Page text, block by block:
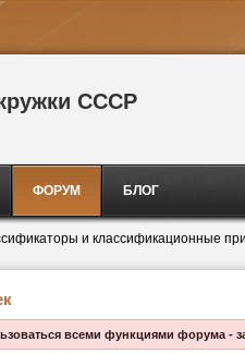
СССР
ФОРУМ БЛОГ
и классификационные
всеми функциями форума -